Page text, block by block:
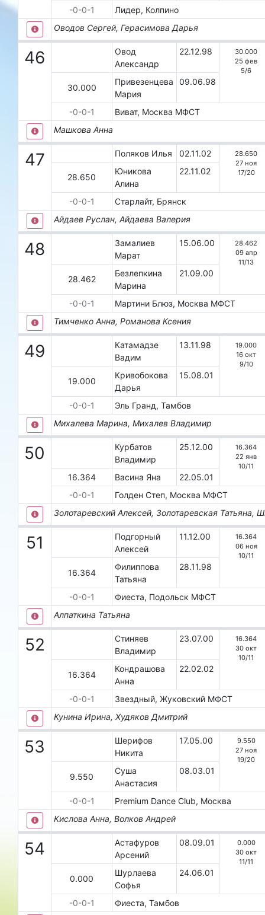
-0-0-1
Лидер, Колпино
Оводов Сергей, Герасимова Дарья
46
Овод
Александр
22.12.98
30.000
25 фев
5/6
30.000
Привезенцева
Мария
09.06.98
-0-0-1 Виват, Москва МФСТ
Машкова Анна
47 Поляков Илья 02.11.02
28.650
27 ноя
17/20
28.650
Юникова
Алина
22.11.02
-0-0-1
Старлайт, Брянск
Айдаев Руслан, Айдаева Валерия
48
Замалиев
Марат
15.06.00
28.462
09 апр
11/13
28.462
Безлепкина
Марина
21.09.00
-0-0-1 Мартини Блюз, Москва МФСТ
Тимченко Анна, Романова Ксения
49
Катамадзе
Вадим
13.11.98
19.000
16 окт
9/10
19.000
Кривобокова
Дарья
15.08.01
-0-0-1
Эль Гранд, Тамбов
Михалева Марина, Михалев Владимир
50
Курбатов
Владимир
25.12.00
16.364
22 янв
10/11
16.364 Васина Яна
22.05.01
-0-0-1
Голден Степ, Москва МФСТ
Золотаревский Алексей, Золотаревская Татьяна,
51
Подгорный
Алексей
11.12.00
16.364
06 ноя
10/11
16.364
Филиппова
Татьяна
28.11.98
-0-0-1 Фиеста, Подольск МФСТ
Алпаткина Татьяна
52
Стиняев
Владимир
23.07.00
16.364
30 окт
10/11
16.364
Кондрашова
Анна
22.02.02
-0-0-1 Звездный, Жуковский МФСТ
Кунина Ирина, Худяков Дмитрий
53
Шерифов
Никита
17.05.00
9.550
27 ноя
19/20
9.550
Суша
Анастасия
08.03.01
-0-0-1
Рrеmium Dаnсе Сlub, Москва
Кислова Анна, Волков Андрей
54
Астафуров
Арсений
08.09.01
0.000
30 окт
11/11
0.000
Шурлаева
Софья
24.06.01
-0-0-1
Фиеста, Тамбов